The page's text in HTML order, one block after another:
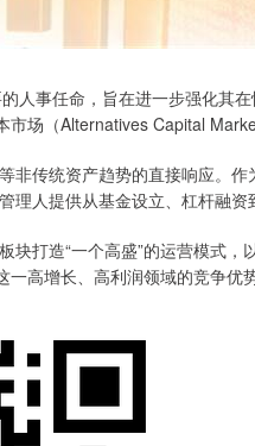
事任命，旨在进一步强化其在
场（Alternatives Capital
传统资产趋势的直接响应。作
人提供从基金设立、杠杆融资
打造“一个高盛”的运营模式，
高增长、高利润领域的竞争优